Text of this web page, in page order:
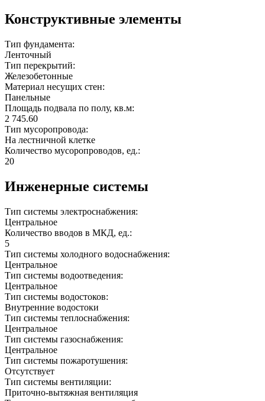
Конструктивные элементы
Тип фундамента:
Ленточный
Тип перекрытий:
Железобетонные
Материал несущих стен:
Панельные
Площадь подвала по полу, кв.м:
2 745.60
Тип мусоропровода:
На лестничной клетке
Количество мусоропроводов, ед.:
20
Инженерные системы
Тип системы электроснабжения:
Центральное
Количество вводов в МКД, ед.:
5
Тип системы холодного водоснабжения:
Центральное
Тип системы водоотведения:
Центральное
Тип системы водостоков:
Внутренние водостоки
Тип системы теплоснабжения:
Центральное
Тип системы газоснабжения:
Центральное
Тип системы пожаротушения:
Отсутствует
Тип системы вентиляции:
Приточно-вытяжная вентиляция